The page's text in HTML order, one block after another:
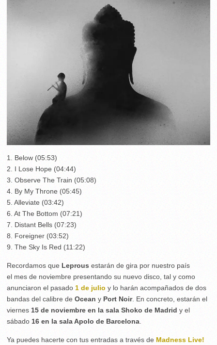
1. Below (05:53)
2. I Lose Hope (04:44)
3. Observe The Train (05:08)
4. By My Throne (05:45)
5. Alleviate (03:42)
6. At The Bottom (07:21)
7. Distant Bells (07:23)
8. Foreigner (03:52)
9. The Sky Is Red (11:22)
Recordamos que Leprous estarán de gira por nuestro país
el mes de noviembre presentando su nuevo disco, tal y como
anunciaron el pasado 1 de julio y lo harán acompañados de dos
bandas del calibre de Ocean y Port Noir. En concreto, estarán el
viernes 15 de noviembre en la sala Shoko de Madrid y el
sábado 16 en la sala Apolo de Barcelona
Ya puedes hacerte con tus entradas a través de Madness Live!